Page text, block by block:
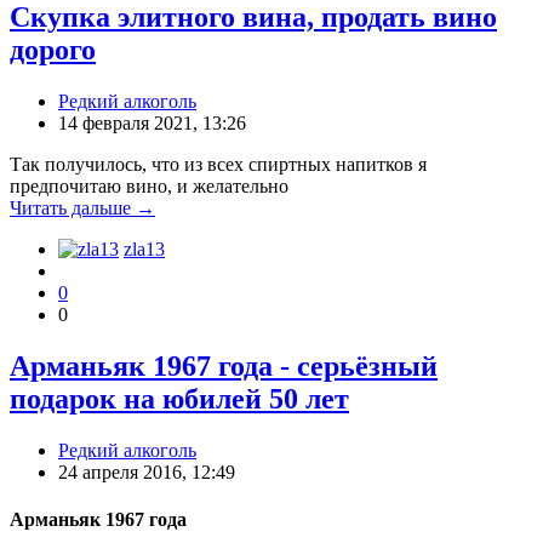
Скупка элитного вина, продать вино
дорого
Редкий алкоголь
14 февраля 2021, 13:26
Так получилось, что из всех спиртных напитков я
предпочитаю вино, и желательно
Читать дальше →
zla13
0
0
Арманьяк 1967 года - серьёзный
подарок на юбилей 50 лет
Редкий алкоголь
24 апреля 2016, 12:49
Арманьяк 1967 года